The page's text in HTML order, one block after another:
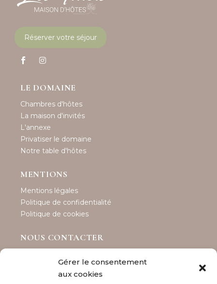
Gérer le consentement
aux cookies
Réserver votre séjour
LE DOMAINE
Chambres d'hôtes
La maison d'invités
L'annexe
Privatiser le domaine
Notre table d'hôtes
MENTIONS
Mentions légales
Politique de confidentialité
Politique de cookies
NOUS CONTACTER
Téléphone : 06 89 92 53 66